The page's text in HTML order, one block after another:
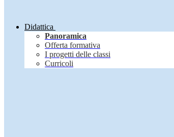
Didattica
Panoramica
Offerta formativa
I progetti delle classi
Curricoli